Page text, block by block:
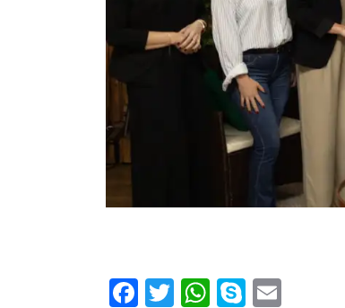
Facebook
Twitter
WhatsApp
Skype